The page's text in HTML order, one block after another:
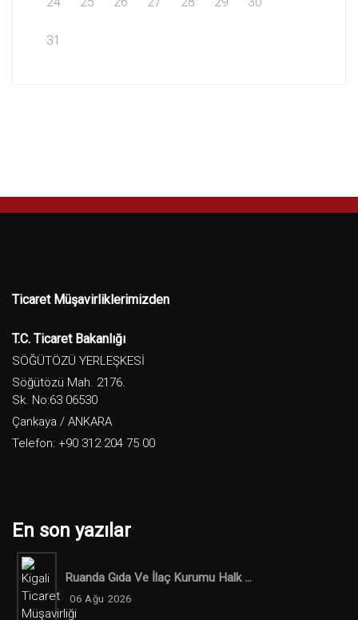
31
Ticaret Müşavirliklerimizden
T.C. Ticaret Bakanlığı
SÖĞÜTÖZÜ YERLEŞKESİ
Söğütözü Mah. 2176.
Sk. No:63 06530
Çankaya / ANKARA
Telefon: +90 312 204 75 00
En son yazılar
Ruanda Gıda Ve İlaç Kurumu Halk ...
06 Ağu 2026